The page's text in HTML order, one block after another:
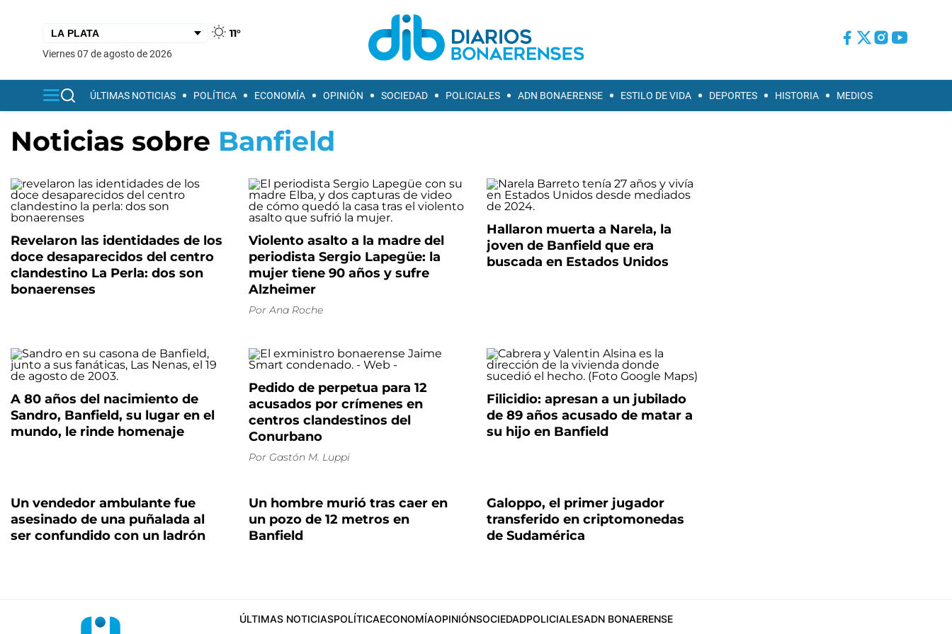
11°
viernes 07 de agosto de 2026
ÚLTIMAS NOTICIAS POLÍTICA ECONOMÍA OPINIÓN SOCIEDAD POLICIALES ADN BONAERENSE ESTILO DE VIDA DEPORTES HISTORIA MEDIOS
Noticias sobre Banfield
Revelaron las identidades de los
doce desaparecidos del centro
clandestino La Perla: dos son
bonaerenses
Violento asalto a la madre del
periodista Sergio Lapegüe: la
mujer tiene 90 años y sufre
Alzheimer
Por Ana Roche
Hallaron muerta a Narela, la
joven de Banfield que era
buscada en Estados Unidos
A 80 años del nacimiento de
Sandro, Banfield, su lugar en el
mundo, le rinde homenaje
Pedido de perpetua para 12
acusados por crímenes en
centros clandestinos del
Conurbano
Por Gastón M. Luppi
Filicidio: apresan a un jubilado
de 89 años acusado de matar a
su hijo en Banfield
Un vendedor ambulante fue
asesinado de una puñalada al
ser confundido con un ladrón
Un hombre murió tras caer en
un pozo de 12 metros en
Banfield
Galoppo, el primer jugador
transferido en criptomonedas
de Sudamérica
ÚLTIMAS NOTICIASPOLÍTICAECONOMÍAOPINIÓNSOCIEDADPOLICIALESADN BONAERENSE